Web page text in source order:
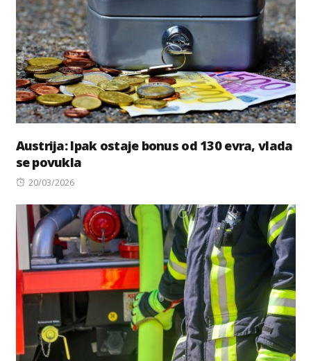
Austrija: Ipak ostaje bonus od 130 evra, vlada
se povukla
Posted
20/03/2026